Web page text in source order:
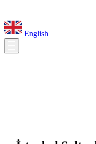
English